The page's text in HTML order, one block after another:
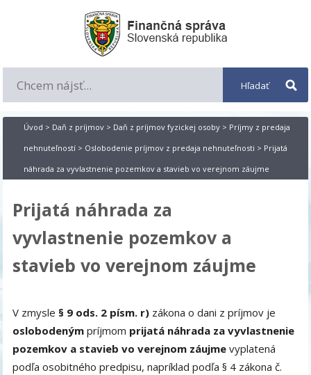
Úvod > Daň z príjmov > Daň z príjmov fyzickej osoby > Príjmy z predaja
nehnuteľností > Oslobodenie príjmov z predaja nehnuteľnosti > Prijatá
náhrada za vyvlastnenie pozemkov a stavieb vo verejnom záujme
Prijatá náhrada za
vyvlastnenie pozemkov a
stavieb vo verejnom záujme
V zmysle § 9 ods. 2 písm. r)zákona o dani z príjmov je
oslobodenýmpríjmom prijatá náhrada za vyvlastnenie
pozemkov a stavieb vo verejnom záujme vyplatená
podľa osobitného predpisu, napríklad podľa § 4 zákona č.